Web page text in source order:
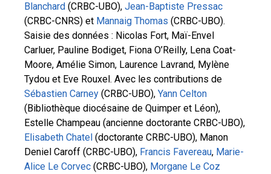
Blanchard (CRBC-UBO), Jean-Baptiste Pressac
(CRBC-CNRS) et Mannaig Thomas (CRBC-UBO).
Saisie des données : Nicolas Fort, Maï-Envel
Carluer, Pauline Bodiget, Fiona O’Reilly, Lena Coat-
Moore, Amélie Simon, Laurence Lavrand, Mylène
Tydou et Eve Rouxel. Avec les contributions de
Sébastien Carney (CRBC-UBO), Yann Celton
(Bibliothèque diocésaine de Quimper et Léon),
Estelle Champeau (ancienne doctorante CRBC-UBO),
Elisabeth Chatel (doctorante CRBC-UBO), Manon
Deniel Caroff (CRBC-UBO), Francis Favereau, Marie-
Alice Le Corvec (CRBC-UBO), Morgane Le Coz